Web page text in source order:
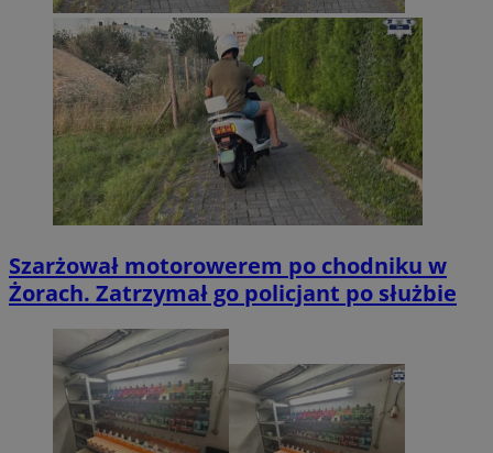
Szarżował motorowerem po chodniku w
Żorach. Zatrzymał go policjant po służbie